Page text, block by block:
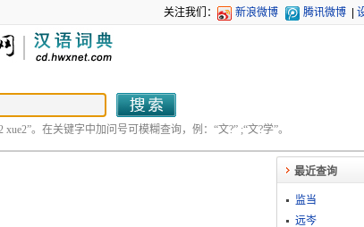
关注我们： 新浪微博 腾讯微博
xue2”。在关键字中加问号可模糊查询，例：“文?” ;“文?学”。
最近查询
监当
远岑